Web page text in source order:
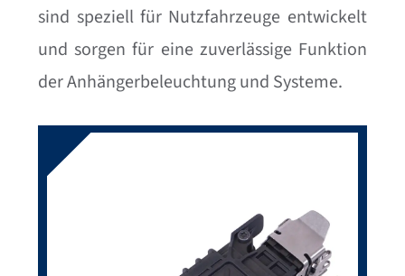
sind speziell für Nutzfahrzeuge entwickelt
und sorgen für eine zuverlässige Funktion
der Anhängerbeleuchtung und Systeme.